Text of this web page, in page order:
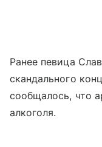
Ранее певица
скандального
сообщалось, что
алкоголя.